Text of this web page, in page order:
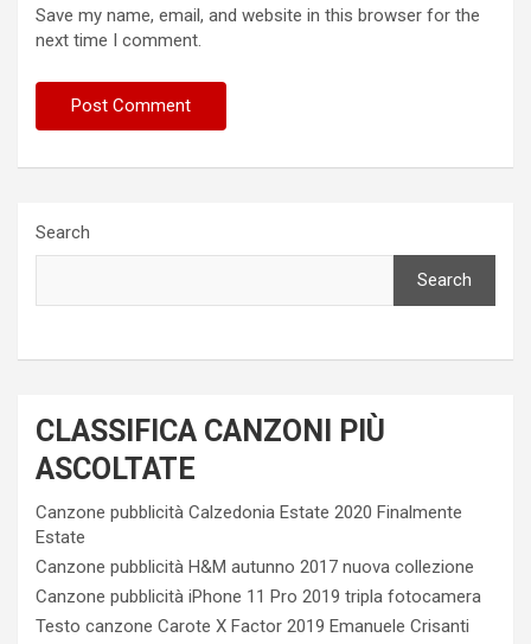
Save my name, email, and website in this browser for the
next time I comment.
Search
Search
CLASSIFICA CANZONI PIÙ
ASCOLTATE
Canzone pubblicità Calzedonia Estate 2020 Finalmente
Estate
Canzone pubblicità H&M autunno 2017 nuova collezione
Canzone pubblicità iPhone 11 Pro 2019 tripla fotocamera
Testo canzone Carote X Factor 2019 Emanuele Crisanti